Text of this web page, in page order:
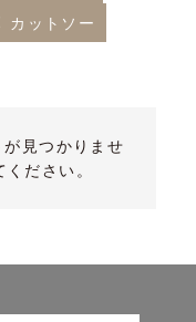
カットソー
見つかりませ
ださい。